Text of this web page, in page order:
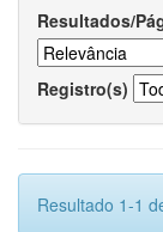
Resultados/
Registro(s)
Resultado 1-1